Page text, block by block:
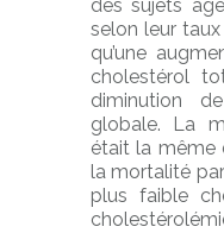
des sujets
selon leur
qu’une
cholestérol
diminution
globale. La
était la même
la mortalité
plus faible